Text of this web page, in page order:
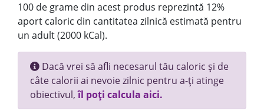
100 de grame din acest produs reprezintă 12%
aport caloric din cantitatea zilnică estimată pentru
un adult (2000 kCal).
Dacă vrei să afli necesarul tău caloric și de
câte calorii ai nevoie zilnic pentru a-ți atinge
obiectivul,îl poți calcula aici.